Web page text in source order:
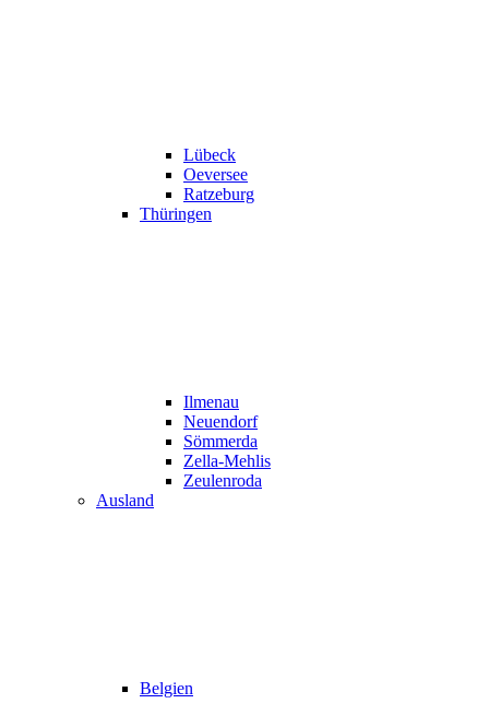
Lübeck
Oeversee
Ratzeburg
Thüringen
Ilmenau
Neuendorf
Sömmerda
Zella-Mehlis
Zeulenroda
Ausland
Belgien